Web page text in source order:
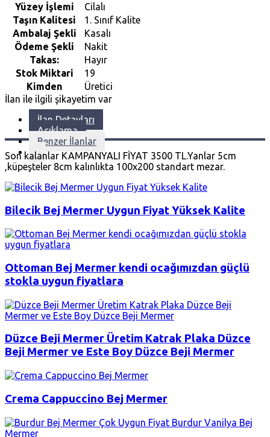
Yüzey İşlemi
Cilalı
Taşın Kalitesi
1. Sınıf Kalite
Ambalaj Şekli
Kasalı
Ödeme Şekli
Nakit
Takas:
Hayır
Stok Miktari
19
Kimden
Üretici
İlan ile ilgili şikayetim var
İlan Detayları
Açıklama
Benzer İlanlar
Son kalanlar KAMPANYALI FİYAT 3500 TL.Yanlar 5cm
,küpeşteler 8cm kalınlıkta 100x200 standart mezar.
Bilecik Bej Mermer Uygun Fiyat Yüksek Kalite
Ottoman Bej Mermer kendi ocağımızdan güçlü
stokla uygun fiyatlara
Düzce Beji Mermer Üretim Katrak Plaka Düzce
Beji Mermer ve Este Boy Düzce Beji Mermer
Crema Cappuccino Bej Mermer